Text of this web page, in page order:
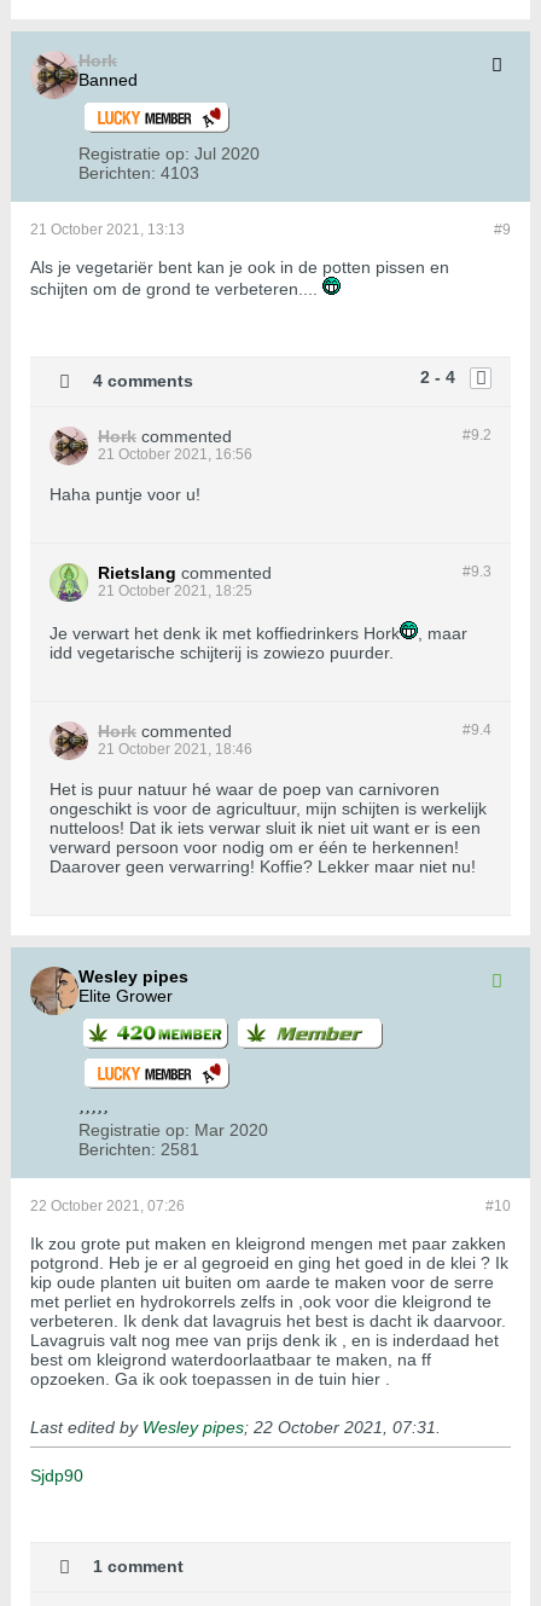
Hork
Banned
Registratie op: Jul 2020
Berichten: 4103
#9
21 October 2021, 13:13
Als je vegetariër bent kan je ook in de potten pissen en
schijten om de grond te verbeteren....
2 - 4
4 comments
#9.2
Hork commented
21 October 2021, 16:56
Haha puntje voor u!
#9.3
Rietslang commented
21 October 2021, 18:25
Je verwart het denk ik met koffiedrinkers Hork
, maar
idd vegetarische schijterij is zowiezo puurder.
#9.4
Hork commented
21 October 2021, 18:46
Het is puur natuur hé waar de poep van carnivoren
ongeschikt is voor de agricultuur, mijn schijten is werkelijk
nutteloos! Dat ik iets verwar sluit ik niet uit want er is een
verward persoon voor nodig om er één te herkennen!
Daarover geen verwarring! Koffie? Lekker maar niet nu!
Wesley pipes
Elite Grower
Registratie op: Mar 2020
Berichten: 2581
#10
22 October 2021, 07:26
Ik zou grote put maken en kleigrond mengen met paar zakken
potgrond. Heb je er al gegroeid en ging het goed in de klei ? Ik
kip oude planten uit buiten om aarde te maken voor de serre
met perliet en hydrokorrels zelfs in ,ook voor die kleigrond te
verbeteren. Ik denk dat lavagruis het best is dacht ik daarvoor.
Lavagruis valt nog mee van prijs denk ik , en is inderdaad het
best om kleigrond waterdoorlaatbaar te maken, na ff
opzoeken. Ga ik ook toepassen in de tuin hier .
Last edited by Wesley pipes; 22 October 2021, 07:31
Sjdp90
1 comment